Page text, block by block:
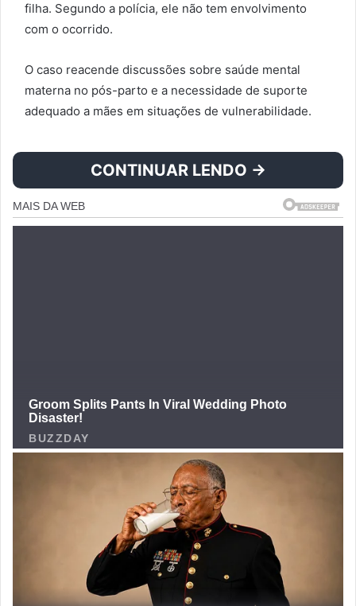
filha. Segundo a polícia, ele não tem envolvimento
com o ocorrido.
O caso reacende discussões sobre saúde mental
materna no pós-parto e a necessidade de suporte
adequado a mães em situações de vulnerabilidade.
CONTINUAR LENDO →